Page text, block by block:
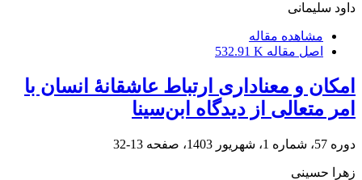
داود سلیمانی
مشاهده مقاله
اصل مقاله 532.91 K
امکان و معناداری ارتباط عاشقانۀ انسان با
امر متعالی از دیدگاه ابن‌سینا
دوره 57، شماره 1، شهریور 1403، صفحه 13-32
زهرا حسینی